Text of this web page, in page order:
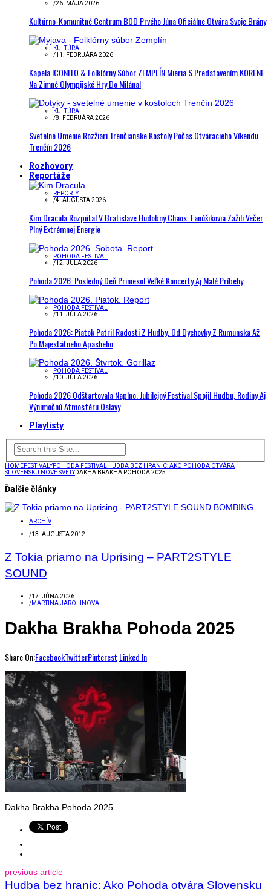
/26. MÁJA 2026
Kultúrno-Komunitné Centrum BOD Prvého Júna Oficiálne Otvára Svoje Brány
KULTÚRA
/11. FEBRUÁRA 2026
Kapela ICONITO & Folklórny Súbor ZEMPLÍN Mieria S Predstavením KORENE
Na Zimné Olympijské Hry Do Milána!
KULTÚRA
/8. FEBRUÁRA 2026
Svetelné Umenie Rozžiari Trenčianske Kostoly Počas Otváracieho Víkendu
Trenčín 2026
Rozhovory
Reportáže
REPORTY
/4. AUGUSTA 2026
Kim Dracula Rozpútal V Bratislave Hudobný Chaos. Fanúšikovia Zažili Večer
Plný Extrémnej Energie
POHODA FESTIVAL
/12. JÚLA 2026
Pohoda 2026: Posledný Deň Priniesol Veľké Koncerty Aj Malé Príbehy
POHODA FESTIVAL
/11. JÚLA 2026
Pohoda 2026: Piatok Patril Radosti Z Hudby. Od Dychovky Z Rumunska Až
Po Majestátneho Apasheho
POHODA FESTIVAL
/10. JÚLA 2026
Pohoda 2026 Odštartovala Naplno. Jubilejný Festival Spojil Hudbu, Rodiny Aj
Výnimočnú Atmosféru Oslavy
Playlisty
HOMEFESTIVALYPOHODA FESTIVAL
HUDBA BEZ HRANÍC: AKO POHODA OTVÁRA
SLOVENSKU NOVÉ SVETYDAKHA BRAKHA POHODA 2025
Ďalšie články
ARCHÍV
/13. AUGUSTA 2012
Z Tokia priamo na Uprising – PART2STYLE
SOUND
/17. JÚNA 2026
/MARTINA JAROLINOVA
Dakha Brakha Pohoda 2025
Share On:FacebookTwitterPinterest Linked In
Dakha Brakha Pohoda 2025
previous article
Hudba bez hraníc: Ako Pohoda otvára Slovensku